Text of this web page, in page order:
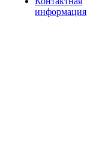
информация